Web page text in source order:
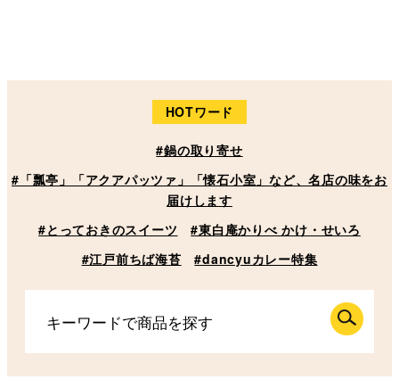
HOTワード
#鍋の取り寄せ
#「瓢亭」「アクアパッツァ」「懐石小室」など、名店の味をお
届けします
#とっておきのスイーツ
#東白庵かりべ かけ・せいろ
#江戸前ちば海苔
#dancyuカレー特集